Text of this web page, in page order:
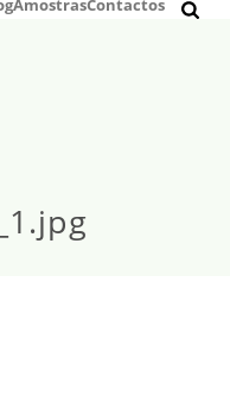
AmostrasContactos